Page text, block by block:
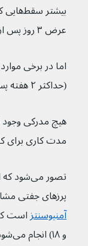
عرض ۳ روز پس از عمل رخ می‌دهند.
اما در برخی
(حداکثر ۲ هفته پس از آن) رخ دهد.
مدت کاری برای
تصور
پرزهای جفتی
آمنیوسنتز
و ۱۸) انجام می‌شود.